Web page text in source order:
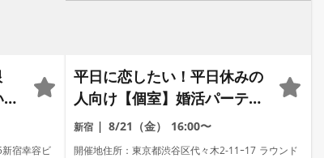
宿幸容ビ
平日に恋したい！平日休みの
人向け【個室】婚活パーティ
ー～真剣な出会い～
新宿 8/21（金） 16:00〜
開催地住所：東京都渋谷区代々木2-11ｰ17 ラウンド